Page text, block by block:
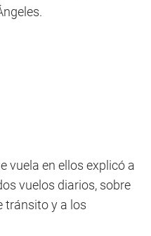
vuela en ellos explicó a
vuelos diarios, sobre
tránsito y a los